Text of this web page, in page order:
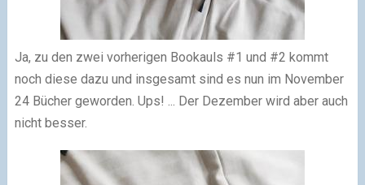
Ja, zu den zwei vorherigen Bookauls #1 und #2 kommt
noch diese dazu und insgesamt sind es nun im November
24 Bücher geworden. Ups! ... Der Dezember wird aber auch
nicht besser.